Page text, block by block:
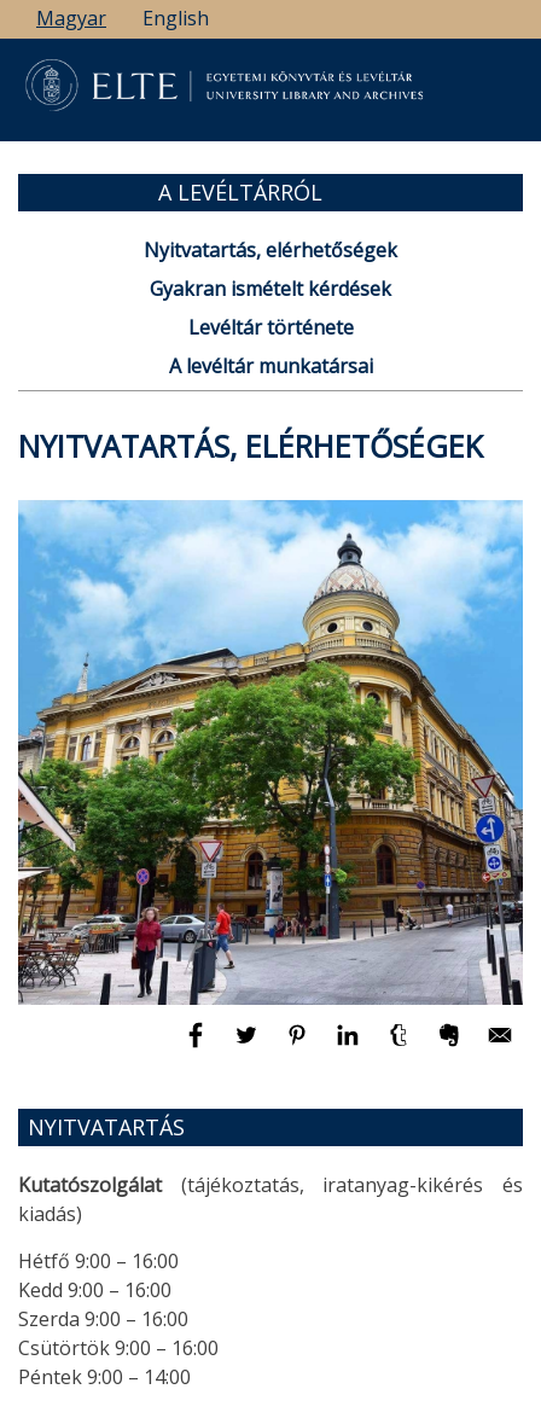
Ugrás
a
tartalomra
Magyar English
A LEVÉLTÁRRÓL
Nyitvatartás, elérhetőségek
Gyakran ismételt kérdések
Levéltár története
A levéltár munkatársai
NYITVATARTÁS, ELÉRHETŐSÉGEK
NYITVATARTÁS
Kutatószolgálat(tájékoztatás, iratanyag-kikérés és
kiadás)
Hétfő 9:00 – 16:00
Kedd 9:00 – 16:00
Szerda 9:00 – 16:00
Csütörtök 9:00 – 16:00
Péntek 9:00 – 14:00